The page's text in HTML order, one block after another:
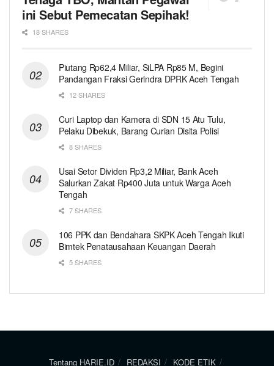
ini Sebut Pemecatan Sepihak!
18 SHARES
Piutang Rp62,4 Miliar, SiLPA Rp85 M, Begini
Pandangan Fraksi Gerindra DPRK Aceh Tengah
12 SHARES
Curi Laptop dan Kamera di SDN 15 Atu Tulu,
Pelaku Dibekuk, Barang Curian Disita Polisi
8 SHARES
Usai Setor Dividen Rp3,2 Miliar, Bank Aceh
Salurkan Zakat Rp400 Juta untuk Warga Aceh
Tengah
7 SHARES
106 PPK dan Bendahara SKPK Aceh Tengah Ikuti
Bimtek Penatausahaan Keuangan Daerah
5 SHARES
Tentang HARIE.ID REDAKSI KODE ETIK